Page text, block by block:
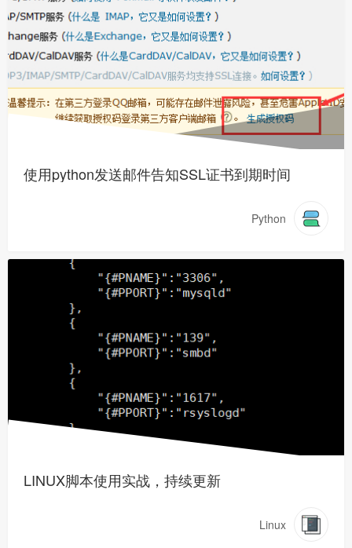
使用python发送邮件告知SSL证书到期时间
Python
LINUX脚本使用实战，持续更新
Linux